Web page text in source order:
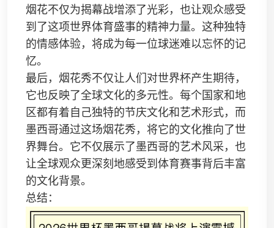
烟花不仅为揭幕战增添了光彩，也让观众感受
到了这项世界体育盛事的精神力量。这种独特
的情感体验，将成为每一位球迷难以忘怀的记
忆。
最后，烟花秀不仅让人们对世界杯产生期待，
它也反映了全球文化的多元性。每个国家和地
区都有着自己独特的节庆文化和艺术形式，而
墨西哥通过这场烟花秀，将它的文化推向了世
界舞台。它不仅展示了墨西哥的艺术风采，也
让全球观众更深刻地感受到体育赛事背后丰富
的文化背景。
总结：